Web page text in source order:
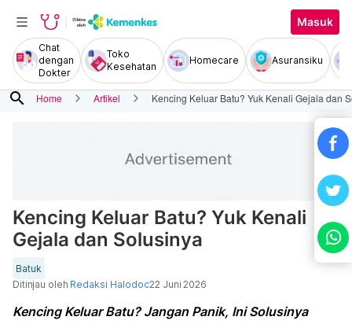
Masuk
Chat
dengan
Dokter
Toko
Kesehatan
Homecare Asuransiku
search Home Artikel Kencing Keluar Batu? Yuk Kenali Gejala dan
Kencing Keluar Batu? Yuk Kenali
Gejala dan Solusinya
Batuk
Ditinjau oleh Redaksi Halodoc22 Juni 2026
Kencing Keluar Batu? Jangan Panik, Ini Solusinya